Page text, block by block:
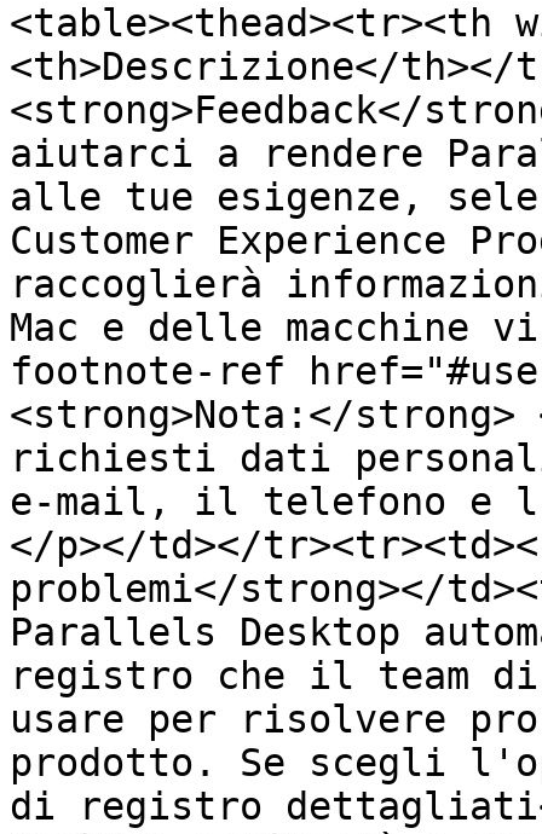
<table><thead><tr><th
<th>Descrizione</th></
<strong>Feedback</
aiutarci a rendere
alle tue esigenze,
Customer Experience
raccoglierà
Mac e delle macchine
footnote-ref
<strong>Nota:</strong>
richiesti dati
e-mail, il telefono e
</p></td></
problemi</strong></
Parallels Desktop
registro che il team
usare per risolvere
prodotto. Se scegli
di registro